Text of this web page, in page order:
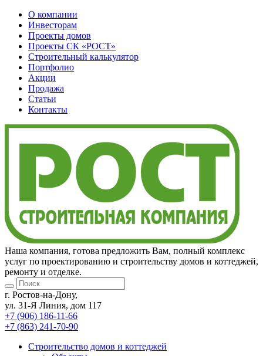
О компании
Инвесторам
Проекты домов
Проекты СК «РОСТ»
Строительный калькулятор
Портфолио
Акции
Продажа
Статьи
Контакты
Наша компания, готова предложить Вам, полный комплекс
услуг по проектированию и строительству домов и коттеджей,
ремонту и отделке.
г. Ростов-на-Дону,
ул. 31-Я Линия, дом 117
+7 (906) 186-11-66
+7 (863) 241-70-90
Cтроительство домов и коттеджей